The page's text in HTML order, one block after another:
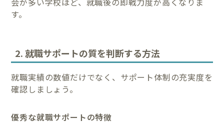
す。
2. 就職サポートの質を判断する方法
就職実績の数値だけでなく、サポート体制の充実度を
確認しましょう。
優秀な就職サポートの特徴